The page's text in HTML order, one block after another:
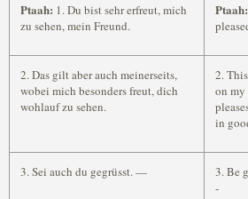
Ptaah: 1. Du bist sehr erfreut, mich
zu sehen, mein Freund.
Ptaah:
2. Das gilt aber auch meinerseits,
wobei mich besonders freut, dich
wohlauf zu sehen.
2.
on
in
3. Sei auch du gegrüsst. —
3. Be
-